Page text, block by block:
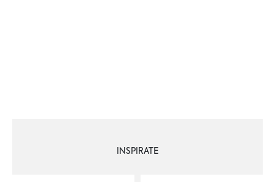
INSPIRATE